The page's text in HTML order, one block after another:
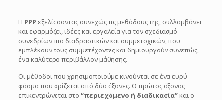
Η ΡΡΡ εξελίσσοντας συνεχώς τις μεθόδους της, συλλαμβάνει
και εφαρμόζει, ιδέες και εργαλεία για τον σχεδιασμό
συνεδρίων πιο διαδραστικών και συμμετοχικών, που
εμπλέκουν τους συμμετέχοντες και δημιουργούν συνεπώς,
ένα καλύτερο περιβάλλον μάθησης.
Οι μέθοδοι που χρησιμοποιούμε κινούνται σε ένα ευρύ
φάσμα που ορίζεται από δύο άξονες. Ο πρώτος άξονας
επικεντρώνεται στο “περιεχόμενο ή διαδικασία”και ο